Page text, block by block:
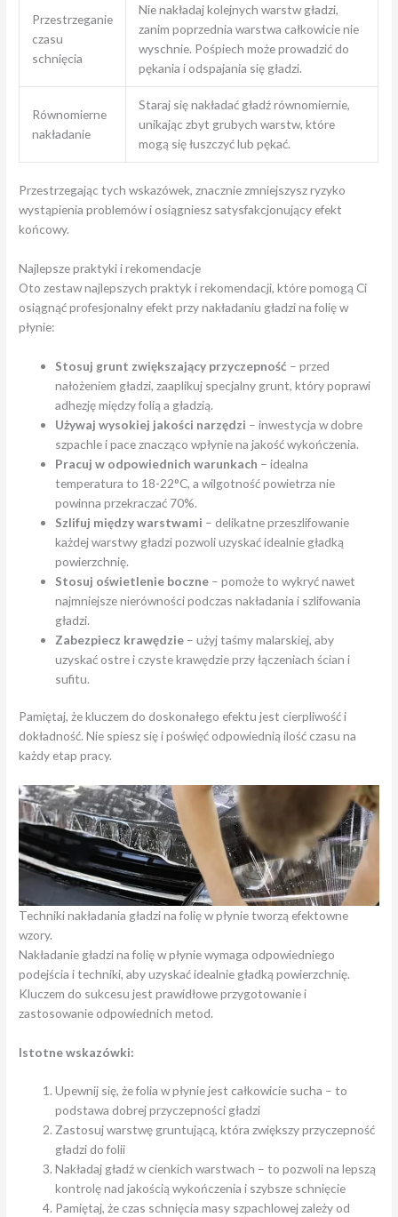
Przestrzeganie
czasu
schnięcia
Nie nakładaj kolejnych warstw gładzi,
zanim poprzednia warstwa całkowicie nie
wyschnie. Pośpiech może prowadzić do
pękania i odspajania się gładzi.
Równomierne
nakładanie
Staraj się nakładać gładź równomiernie,
unikając zbyt grubych warstw, które
mogą się łuszczyć lub pękać.
Przestrzegając tych wskazówek, znacznie zmniejszysz ryzyko
wystąpienia problemów i osiągniesz satysfakcjonujący efekt
końcowy.
Najlepsze praktyki i rekomendacje
Oto zestaw najlepszych praktyk i rekomendacji, które pomogą Ci
osiągnąć profesjonalny efekt przy nakładaniu gładzi na folię w
płynie:
Stosuj grunt zwiększający przyczepność – przed
nałożeniem gładzi, zaaplikuj specjalny grunt, który poprawi
adhezję między folią a gładzią.
Używaj wysokiej jakości narzędzi – inwestycja w dobre
szpachle i pace znacząco wpłynie na jakość wykończenia.
Pracuj w odpowiednich warunkach – idealna
temperatura to 18-22°C, a wilgotność powietrza nie
powinna przekraczać 70%.
Szlifuj między warstwami – delikatne przeszlifowanie
każdej warstwy gładzi pozwoli uzyskać idealnie gładką
powierzchnię.
Stosuj oświetlenie boczne – pomoże to wykryć nawet
najmniejsze nierówności podczas nakładania i szlifowania
gładzi.
Zabezpiecz krawędzie – użyj taśmy malarskiej, aby
uzyskać ostre i czyste krawędzie przy łączeniach ścian i
sufitu.
Pamiętaj, że kluczem do doskonałego efektu jest cierpliwość i
dokładność. Nie spiesz się i poświęć odpowiednią ilość czasu na
każdy etap pracy.
Techniki nakładania gładzi na folię w płynie tworzą efektowne
wzory.
Nakładanie gładzi na folię w płynie wymaga odpowiedniego
podejścia i techniki, aby uzyskać idealnie gładką powierzchnię.
Kluczem do sukcesu jest prawidłowe przygotowanie i
zastosowanie odpowiednich metod.
Istotne wskazówki:
Upewnij się, że folia w płynie jest całkowicie sucha – to
podstawa dobrej przyczepności gładzi
Zastosuj warstwę gruntującą, która zwiększy przyczepność
gładzi do folii
Nakładaj gładź w cienkich warstwach – to pozwoli na lepszą
kontrolę nad jakością wykończenia i szybsze schnięcie
Pamiętaj, że czas schnięcia masy szpachlowej zależy od